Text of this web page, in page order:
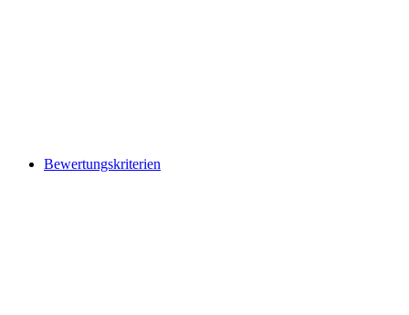
Bewertungskriterien